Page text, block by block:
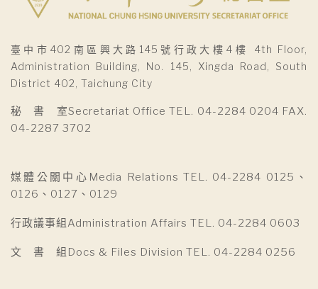
臺中市402南區興大路145號行政大樓4樓 4th Floor,
Administration Building, No. 145, Xingda Road, South
District 402, Taichung City
秘 書 室Secretariat Office TEL. 04-2284 0204 FAX.
04-2287 3702
媒體公關中心Media Relations TEL. 04-2284 0125、
0126、0127、0129
行政議事組Administration Affairs TEL. 04-2284 0603
文 書 組Docs & Files Division TEL. 04-2284 0256